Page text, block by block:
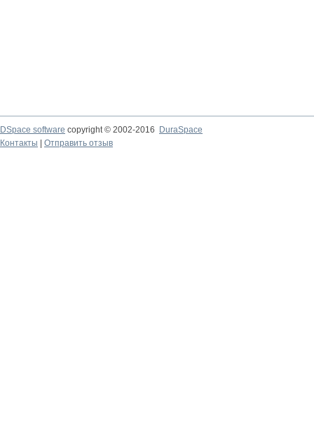
DSpace software copyright © 2002-2016
DuraSpace
Контакты
Отправить отзыв